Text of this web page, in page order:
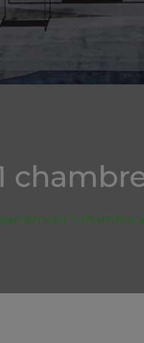
1 chambre